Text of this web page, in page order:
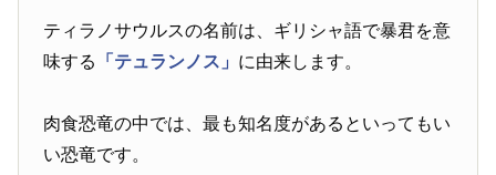
ティラノサウルスの名前は、ギリシャ語で暴君を意
味する
「テュランノス」 に由来します。
肉食恐竜の中では、最も知名度があるといってもい
い恐竜です。